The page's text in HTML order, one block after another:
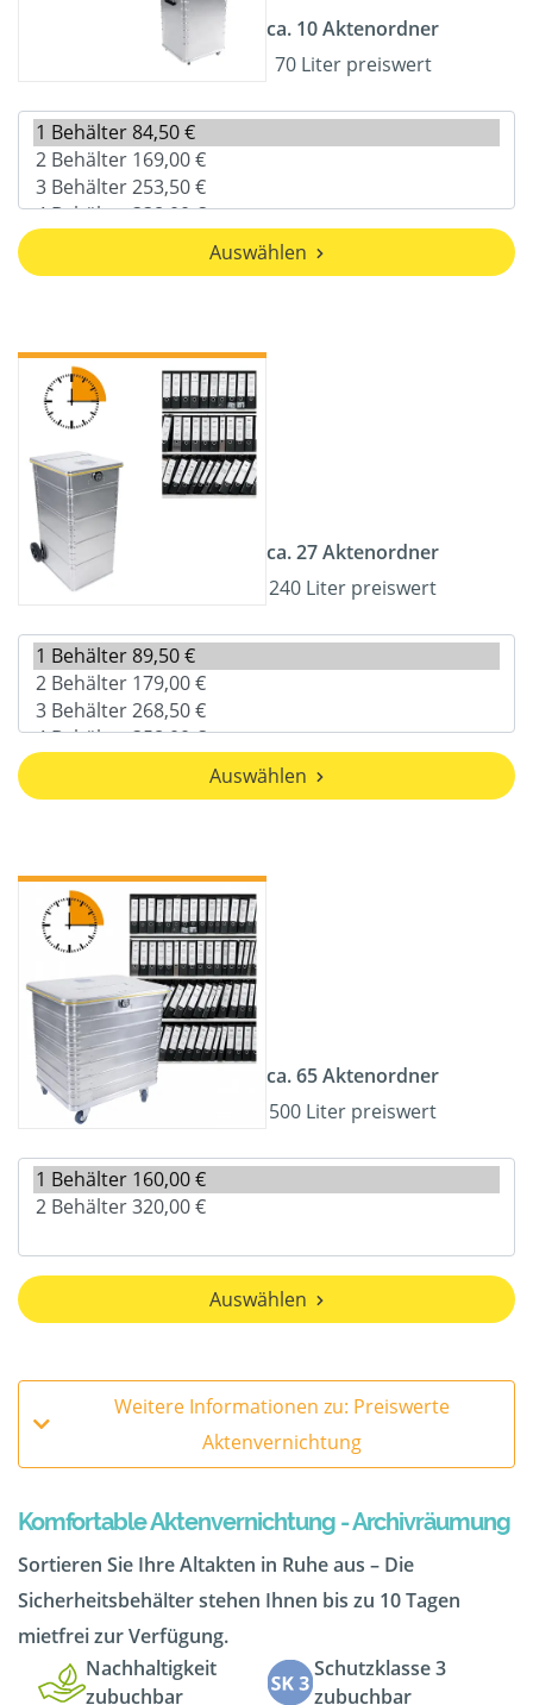
ca. 10 Aktenordner
70 Liter preiswert
Auswählen
ca. 27 Aktenordner
240 Liter preiswert
Auswählen
ca. 65 Aktenordner
500 Liter preiswert
Auswählen
Weitere Informationen zu: Preiswerte
Aktenvernichtung
Komfortable Aktenvernichtung - Archivräumung
Sortieren Sie Ihre Altakten in Ruhe aus – Die
Sicherheitsbehälter stehen Ihnen bis zu 10 Tagen
mietfrei zur Verfügung.
Nachhaltigkeit
zubuchbar
Schutzklasse 3
zubuchbar